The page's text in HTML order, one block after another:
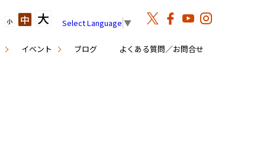
イベント ブログ よくある質問／お問合せ
小 中 大 Select Language ▼